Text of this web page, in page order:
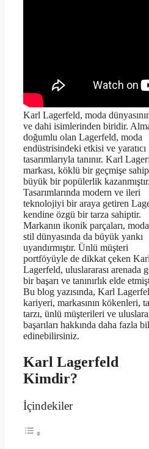
Karl Lagerfeld, moda
ve dahi isimlerinden biridir.
doğumlu olan Lagerfeld, moda
endüstrisindeki etkisi ve yaratıcı
tasarımlarıyla tanınır. Karl
markası, köklü bir geçmişe
büyük bir popülerlik kazanmıştır.
Tasarımlarında modern ve ileri
teknolojiyi bir araya getiren
kendine özgü bir tarza sahiptir.
Markanın ikonik parçaları,
stil dünyasında da büyük yankı
uyandırmıştır. Ünlü müşteri
portföyüyle de dikkat çeken Karl
Lagerfeld, uluslararası arenada
bir başarı ve tanınırlık elde
Bu blog yazısında, Karl
kariyeri, markasının kökenleri,
tarzı, ünlü müşterileri ve
başarıları hakkında daha fazla
edinebilirsiniz.
Karl Lagerfeld
Kimdir?
İçindekiler